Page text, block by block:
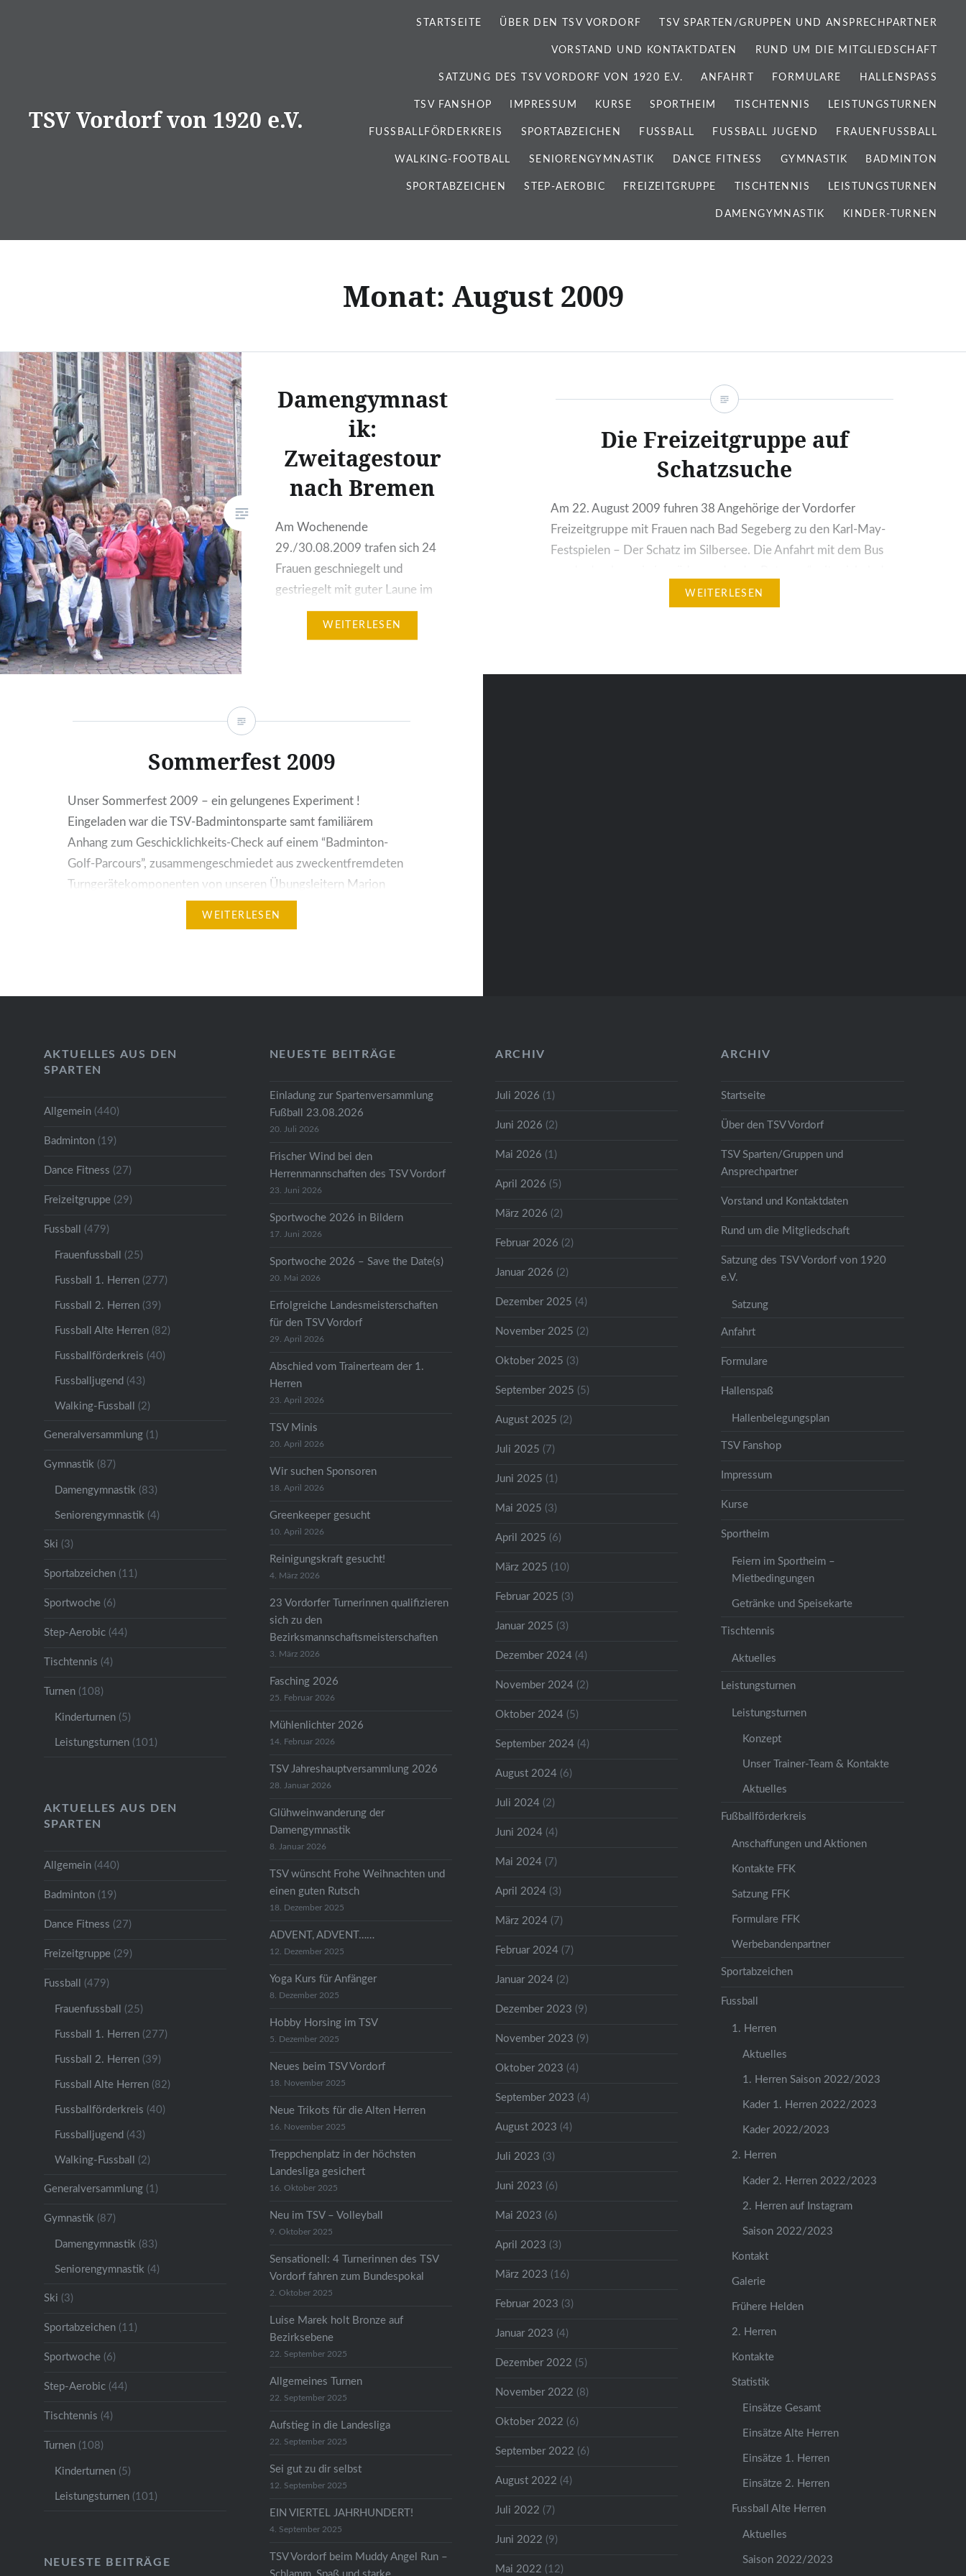
TSV Vordorf von 1920 e.V.
STARTSEITE ÜBER DEN TSV VORDORF TSV SPARTEN/GRUPPEN UND ANSPRECHPARTNER
VORSTAND UND KONTAKTDATEN RUND UM DIE MITGLIEDSCHAFT
SATZUNG DES TSV VORDORF VON 1920 E.V. ANFAHRT FORMULARE HALLENSPASS
TSV FANSHOP IMPRESSUM KURSE SPORTHEIM TISCHTENNIS LEISTUNGSTURNEN
FUSSBALLFÖRDERKREIS SPORTABZEICHEN FUSSBALL FUSSBALL JUGEND FRAUENFUSSBALL
WALKING-FOOTBALL SENIORENGYMNASTIK DANCE FITNESS GYMNASTIK BADMINTON
SPORTABZEICHEN STEP-AEROBIC FREIZEITGRUPPE TISCHTENNIS LEISTUNGSTURNEN
DAMENGYMNASTIK KINDER-TURNEN
Monat: August 2009
Damengymnast
ik:
Zweitagestour
nach Bremen
Am Wochenende
29./30.08.2009 trafen sich 24
Frauen geschniegelt und
gestriegelt mit guter Laune im
Gepäck früh morgens am
Sportheim. Von dort ging es per
unserer Anne. Vielen Dank
angekommen, ging es dann…
WEITERLESEN
Die Freizeitgruppe auf
Schatzsuche
Am 22. August 2009 fuhren 38 Angehörige der Vordorfer
Freizeitgruppe mit Frauen nach Bad Segeberg zu den Karl-May-
Festspielen – Der Schatz im Silbersee. Die Anfahrt mit dem Bus
und durstlöschenden Kalorienbomben versüßt. Zum Ausgleich
WEITERLESEN
Sommerfest 2009
Unser Sommerfest 2009 – ein gelungenes Experiment !
Eingeladen war die TSV-Badmintonsparte samt familiärem
Anhang zum Geschicklichkeits-Check auf einem “Badminton-
Golf-Parcours”, zusammengeschmiedet aus zweckentfremdeten
Turngerätekomponenten von unseren Übungsleitern Marion
WEITERLESEN
AKTUELLES AUS DEN
SPARTEN
Allgemein(440)
Badminton(19)
Dance Fitness (27)
Freizeitgruppe(29)
Fussball (479)
Frauenfussball (25)
Fussball 1. Herren(277)
Fussball 2. Herren(39)
Fussball Alte Herren(82)
Fussballförderkreis (40)
Fussballjugend (43)
Walking-Fussball (2)
Generalversammlung(1)
Gymnastik (87)
Damengymnastik (83)
Seniorengymnastik (4)
Ski (3)
Sportabzeichen(11)
Sportwoche(6)
Step-Aerobic(44)
Tischtennis (4)
Turnen(108)
Kinderturnen(5)
Leistungsturnen(101)
NEUESTE BEITRÄGE
Einladung zur Spartenversammlung
Fußball 23.08.2026
20. Juli 2026
Frischer Wind bei den
Herrenmannschaften des TSV Vordorf
23. Juni 2026
Sportwoche 2026 in Bildern
17. Juni 2026
Sportwoche 2026 – Save the Date(s)
20. Mai 2026
Erfolgreiche Landesmeisterschaften
für den TSV Vordorf
29. April 2026
Abschied vom Trainerteam der 1.
Herren
23. April 2026
TSV Minis
20. April 2026
Wir suchen Sponsoren
18. April 2026
Greenkeeper gesucht
10. April 2026
Reinigungskraft gesucht!
4. März 2026
23 Vordorfer Turnerinnen qualifizieren
sich zu den
Bezirksmannschaftsmeisterschaften
3. März 2026
Fasching 2026
25. Februar 2026
Mühlenlichter 2026
14. Februar 2026
TSV Jahreshauptversammlung 2026
28. Januar 2026
Glühweinwanderung der
Damengymnastik
8. Januar 2026
TSV wünscht Frohe Weihnachten und
einen guten Rutsch
18. Dezember 2025
ADVENT, ADVENT……
12. Dezember 2025
Yoga Kurs für Anfänger
8. Dezember 2025
Hobby Horsing im TSV
5. Dezember 2025
Neues beim TSV Vordorf
18. November 2025
Neue Trikots für die Alten Herren
16. November 2025
Treppchenplatz in der höchsten
Landesliga gesichert
16. Oktober 2025
Neu im TSV – Volleyball
9. Oktober 2025
Sensationell: 4 Turnerinnen des TSV
Vordorf fahren zum Bundespokal
2. Oktober 2025
Luise Marek holt Bronze auf
Bezirksebene
22. September 2025
Allgemeines Turnen
22. September 2025
Aufstieg in die Landesliga
22. September 2025
Sei gut zu dir selbst
12. September 2025
EIN VIERTEL JAHRHUNDERT!
4. September 2025
TSV Vordorf beim Muddy Angel Run –
ARCHIV
Juli 2026 (1)
Juni 2026 (2)
Mai 2026 (1)
April 2026 (5)
März 2026 (2)
Februar 2026 (2)
Januar 2026 (2)
Dezember 2025 (4)
November 2025 (2)
Oktober 2025 (3)
September 2025 (5)
August 2025 (2)
Juli 2025 (7)
Juni 2025 (1)
Mai 2025 (3)
April 2025 (6)
März 2025 (10)
Februar 2025 (3)
Januar 2025 (3)
Dezember 2024 (4)
November 2024 (2)
Oktober 2024 (5)
September 2024 (4)
August 2024 (6)
Juli 2024 (2)
Juni 2024 (4)
Mai 2024 (7)
April 2024 (3)
März 2024 (7)
Februar 2024 (7)
Januar 2024 (2)
Dezember 2023 (9)
November 2023 (9)
Oktober 2023 (4)
September 2023 (4)
August 2023 (4)
Juli 2023 (3)
Juni 2023 (6)
Mai 2023 (6)
April 2023 (3)
März 2023 (16)
Februar 2023 (3)
Januar 2023 (4)
Dezember 2022 (5)
November 2022 (8)
Oktober 2022 (6)
September 2022 (6)
August 2022 (4)
Juli 2022 (7)
Juni 2022 (9)
Mai 2022 (12)
ARCHIV
Startseite
Über den TSV Vordorf
TSV Sparten/Gruppen und
Ansprechpartner
Vorstand und Kontaktdaten
Rund um die Mitgliedschaft
Satzung des TSV Vordorf von 1920
e.V.
Satzung
Anfahrt
Formulare
Hallenspaß
Hallenbelegungsplan
TSV Fanshop
Impressum
Kurse
Sportheim
Feiern im Sportheim –
Mietbedingungen
Getränke und Speisekarte
Tischtennis
Aktuelles
Leistungsturnen
Leistungsturnen
Konzept
Unser Trainer-Team & Kontakte
Aktuelles
Fußballförderkreis
Anschaffungen und Aktionen
Kontakte FFK
Satzung FFK
Formulare FFK
Werbebandenpartner
Sportabzeichen
Fussball
1. Herren
Aktuelles
1. Herren Saison 2022/2023
Kader 1. Herren 2022/2023
Kader 2022/2023
2. Herren
Kader 2. Herren 2022/2023
2. Herren auf Instagram
Saison 2022/2023
Kontakt
Galerie
Frühere Helden
2. Herren
Kontakte
Statistik
Einsätze Gesamt
Einsätze Alte Herren
Einsätze 1. Herren
Einsätze 2. Herren
Fussball Alte Herren
Aktuelles
Saison 2022/2023
AKTUELLES AUS DEN
SPARTEN
Allgemein(440)
Badminton(19)
Dance Fitness (27)
Freizeitgruppe(29)
Fussball (479)
Frauenfussball (25)
Fussball 1. Herren(277)
Fussball 2. Herren(39)
Fussball Alte Herren(82)
Fussballförderkreis (40)
Fussballjugend (43)
Walking-Fussball (2)
Generalversammlung(1)
Gymnastik (87)
Damengymnastik (83)
Seniorengymnastik (4)
Ski (3)
Sportabzeichen(11)
Sportwoche(6)
Step-Aerobic(44)
Tischtennis (4)
Turnen(108)
Kinderturnen(5)
Leistungsturnen(101)
NEUESTE BEITRÄGE